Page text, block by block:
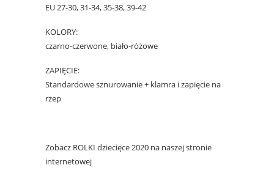
EU 27-30, 31-34, 35-38, 39-42
KOLORY:
czarno-czerwone, biało-różowe
ZAPIĘCIE:
Standardowe sznurowanie + klamra i zapięcie na
rzep
Zobacz ROLKI dziecięce 2020 na naszej stronie
internetowej